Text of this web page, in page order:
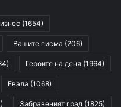
(1654)
Вашите писма (206)
Героите на деня (1964)
Евала (1068)
Забравеният град (1825)